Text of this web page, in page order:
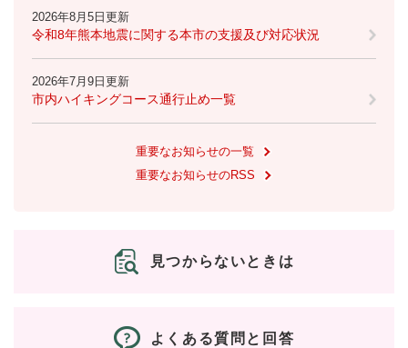
2026年8月5日更新
令和8年熊本地震に関する本市の支援及び対応状況
2026年7月9日更新
市内ハイキングコース通行止め一覧
重要なお知らせの一覧
重要なお知らせのRSS
見つからないときは
よくある質問と回答